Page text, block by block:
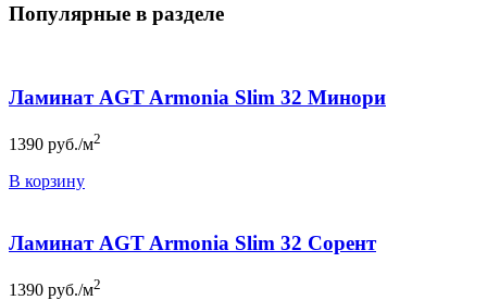
Популярные в разделе
Ламинат AGT Armonia Slim 32 Минори
1390 руб./м2
В корзину
Ламинат AGT Armonia Slim 32 Сорент
1390 руб./м2